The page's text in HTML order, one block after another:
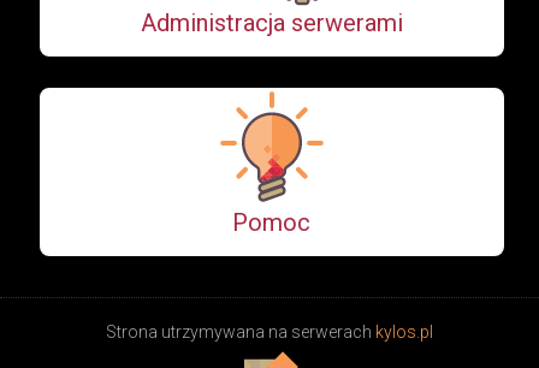
Administracja serwerami
Pomoc
Strona utrzymywana na serwerach kylos.pl